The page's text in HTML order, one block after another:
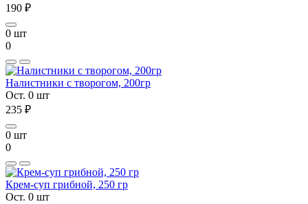
190 ₽
0 шт
0
Налистники с творогом, 200гр
Ост. 0 шт
235 ₽
0 шт
0
Крем-суп грибной, 250 гр
Ост. 0 шт